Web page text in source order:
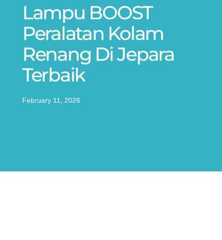
Lampu BOOST
Peralatan Kolam
Renang Di Jepara
Terbaik
February 11, 2026